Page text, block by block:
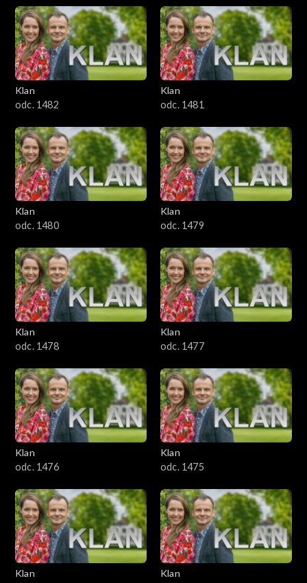
1501–1600
1401–1500
1301–1400
1201–1300
1101–1200
1001–1100
901–1000
801–900
701–800
601–700
501–600
401–500
301–400
201–300
101–200
1–100
Klan
odc. 1482
Klan
odc. 1481
Klan
odc. 1480
Klan
odc. 1479
Klan
odc. 1478
Klan
odc. 1477
Klan
odc. 1476
Klan
odc. 1475
Klan
Klan